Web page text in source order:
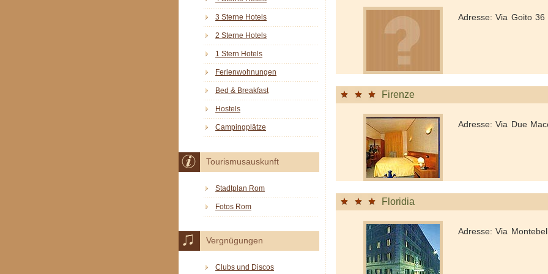
Adresse: Via Goito
Firenze
Adresse: Via Due
Floridia
Adresse: Via
3 Sterne Hotels
2 Sterne Hotels
1 Stern Hotels
Ferienwohnungen
Bed & Breakfast
Hostels
Campingplätze
Tourismusauskunft
Stadtplan Rom
Fotos Rom
Vergnügungen
Clubs und Discos